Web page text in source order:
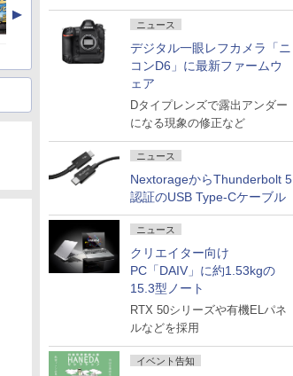
ニュース
デジタル一眼レフカメラ「ニ
コンD6」に最新ファームウ
ェア
Dタイプレンズで露出アンダー
になる現象の修正など
ニュース
NextorageからThunderbolt 5
認証のUSB Type-Cケーブル
ニュース
クリエイター向け
PC「DAIV」に約1.53kgの
15.3型ノート
RTX 50シリーズや有機ELパネ
ルなどを採用
イベント告知
▲